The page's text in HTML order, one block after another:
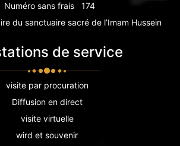
Numéro sans frais
174
du sanctuaire sacré de l’Imam Hussein
de service
visite par procuration
Diffusion en direct
visite virtuelle
wird et souvenir